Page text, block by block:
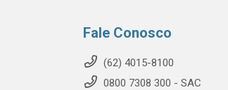
Fale Conosco
(62) 4015-8100
0800 7308 300 - SAC